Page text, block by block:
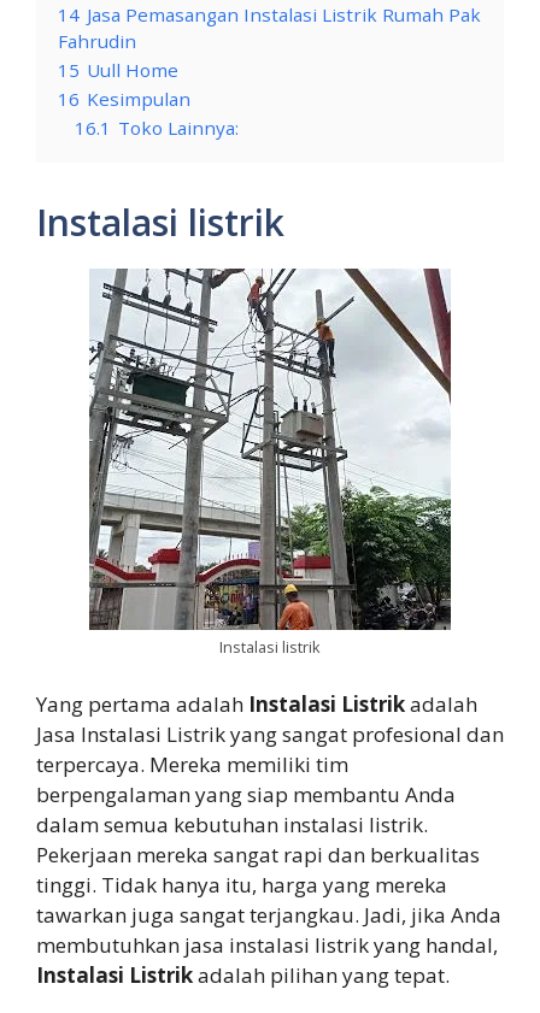
14 Jasa Pemasangan Instalasi Listrik Rumah Pak
Fahrudin
15 Uull Home
16 Kesimpulan
16.1 Toko Lainnya:
Instalasi listrik
Instalasi listrik
Yang pertama adalah Instalasi Listrikadalah
Jasa Instalasi Listrik yang sangat profesional dan
terpercaya. Mereka memiliki tim
berpengalaman yang siap membantu Anda
dalam semua kebutuhan instalasi listrik.
Pekerjaan mereka sangat rapi dan berkualitas
tinggi. Tidak hanya itu, harga yang mereka
tawarkan juga sangat terjangkau. Jadi, jika Anda
membutuhkan jasa instalasi listrik yang handal,
Instalasi Listrikadalah pilihan yang tepat.